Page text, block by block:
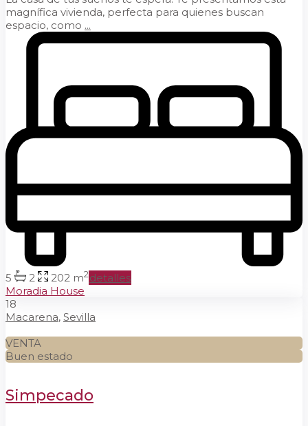
magnífica vivienda, perfecta para quienes buscan
espacio, como ...
5 2 202 m2detalles
Moradia House
18
Macarena, Sevilla
VENTA
Buen estado
Simpecado